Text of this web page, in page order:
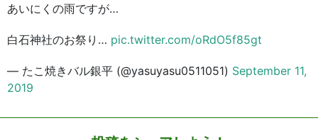
あいにくの雨ですが…
白石神社のお祭り… pic.twitter.com/oRdO5f85gt
— たこ焼きバル銀平 (@yasuyasu0511051) September 11,
2019